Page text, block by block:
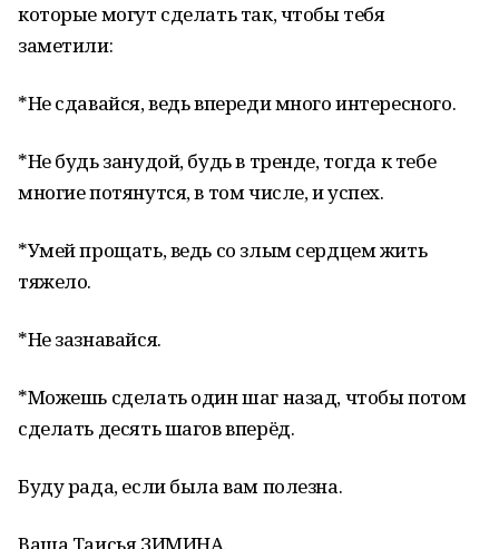
которые могут сделать так, чтобы тебя
заметили:
*Не сдавайся, ведь впереди много интересного.
*Не будь занудой, будь в тренде, тогда к тебе
многие потянутся, в том числе, и успех.
*Умей прощать, ведь со злым сердцем жить
тяжело.
*Не зазнавайся.
*Можешь сделать один шаг назад, чтобы потом
сделать десять шагов вперёд.
Буду рада, если была вам полезна.